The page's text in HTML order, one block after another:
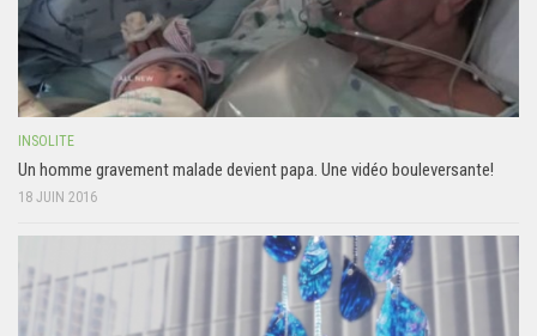
INSOLITE
Un homme gravement malade devient papa. Une vidéo bouleversante!
18 JUIN 2016